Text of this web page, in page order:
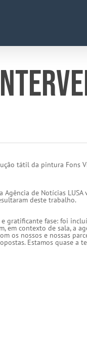
tátil da pintura Fons
Agência de Notícias
deste trabalho.
gratificante fase: foi
em contexto de sala, a
os nossos e nossas
Estamos quase a